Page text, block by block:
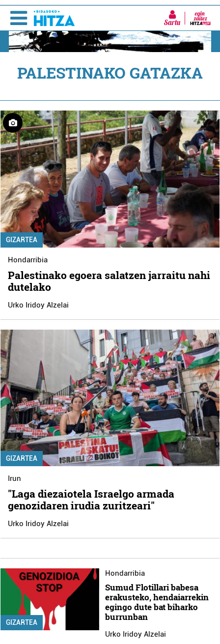
Sartu
PALESTINAKO GATAZKA
GIZARTEA
Hondarribia
Palestinako egoera salatzen jarraitu nahi
dutelako
Urko Iridoy Alzelai
GIZARTEA
Irun
"Laga diezaiotela Israelgo armada
genozidaren irudia zuritzeari"
Urko Iridoy Alzelai
GIZARTEA
Hondarribia
Sumud Flotillari babesa
erakusteko, hendaiarrekin
egingo dute bat biharko
burrunban
Urko Iridoy Alzelai